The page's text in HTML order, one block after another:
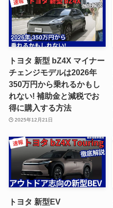
トヨタ 新型 bZ4X マイナー
チェンジモデルは2026年
350万円から乗れるかもし
れない! 補助金と減税でお
得に購入する方法
2025年12月21日
トヨタ 新型EV